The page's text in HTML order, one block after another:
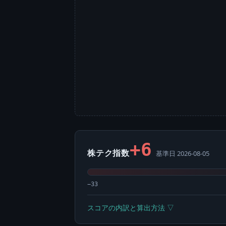
株テク指数+6 基準日 2026-08-05
−33
スコアの内訳と算出方法 ▽